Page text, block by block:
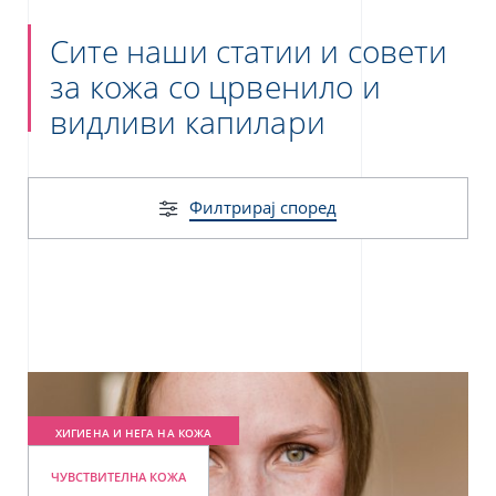
Сите наши статии и совети
за кожа со црвенило и
видливи капилари
Филтрирај според
ХИГИЕНА И НЕГА НА КОЖА
ЧУВСТВИТЕЛНА КОЖА